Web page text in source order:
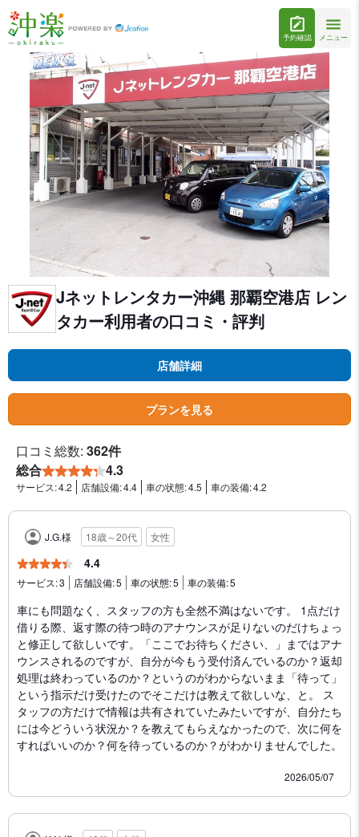
予約確認 メニュー
Jネットレンタカー沖縄 那覇空港店 レン
タカー利用者の口コミ・評判
店舗詳細
プランを見る
口コミ総数: 362件
総合
4.3
サービス:4.2 店舗設備:4.4 車の状態:4.5 車の装備:4.2
J.G.様 18歳～20代 女性
4.4
サービス:3 店舗設備:5 車の状態:5 車の装備:5
車にも問題なく、スタッフの方も全然不満はないです。 1点だけ
借りる際、返す際の待つ時のアナウンスが足りないのだけちょっ
と修正して欲しいです。「ここでお待ちください、」まではアナ
ウンスされるのですが、自分が今もう受付済んでいるのか？返却
処理は終わっているのか？というのがわからないまま「待って」
という指示だけ受けたのでそこだけは教えて欲しいな、と。 ス
タッフの方だけで情報は共有されていたみたいですが、自分たち
には今どういう状況か？を教えてもらえなかったので、次に何を
すればいいのか？何を待っているのか？がわかりませんでした。
2026/05/07